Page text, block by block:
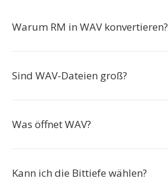
Warum RM in WAV konvertieren?
Sind WAV-Dateien groß?
Was öffnet WAV?
Kann ich die Bittiefe wählen?